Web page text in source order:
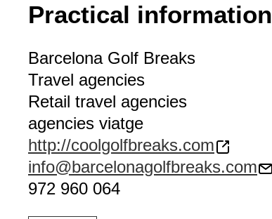
Practical information
Barcelona Golf Breaks
Travel agencies
Retail travel agencies
agencies viatge
http://coolgolfbreaks.com
info@barcelonagolfbreaks.com
972 960 064